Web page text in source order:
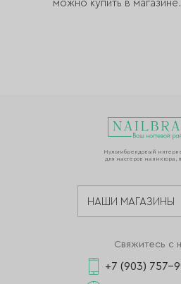
можно купить в магазине.
Мультибрендовый
для мастеров маникюра,
Свяжитесь с
+7 (903) 757-